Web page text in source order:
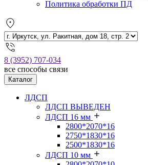
Политика обработки ПД
8 (3952) 707-034
все способы связи
Каталог
ЛДСП
ЛДСП ВЫВЕДЕН
ЛДСП 16 мм
2800*2070*16
2750*1830*16
2500*1830*16
ЛДСП 10 мм